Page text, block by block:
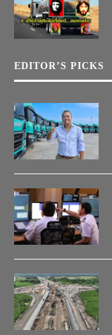
EDITOR’S PICKS